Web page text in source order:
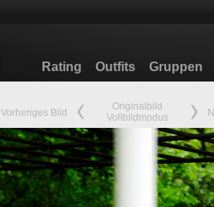
Rating Outfits Gruppen
Vorheriges Bild
Originalbild
Vollbildmodus